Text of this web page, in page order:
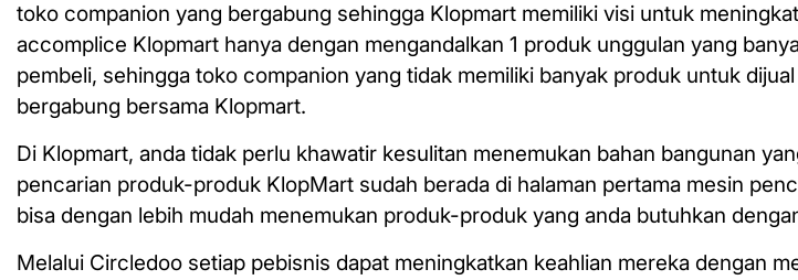
toko companion yang bergabung sehingga Klopmart memiliki visi untuk
accomplice Klopmart hanya dengan mengandalkan 1 produk unggulan yang
pembeli, sehingga toko companion yang tidak memiliki banyak produk untuk
bergabung bersama Klopmart.
Di Klopmart, anda tidak perlu khawatir kesulitan menemukan bahan bangunan
pencarian produk-produk KlopMart sudah berada di halaman pertama mesin
bisa dengan lebih mudah menemukan produk-produk yang anda butuhkan
Melalui Circledoo setiap pebisnis dapat meningkatkan keahlian mereka dengan